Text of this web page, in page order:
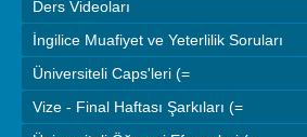
Ders Videoları
İngilice Muafiyet ve Yeterlilik Soruları
Üniversiteli Caps'leri (=
Vize - Final Haftası Şarkıları (=